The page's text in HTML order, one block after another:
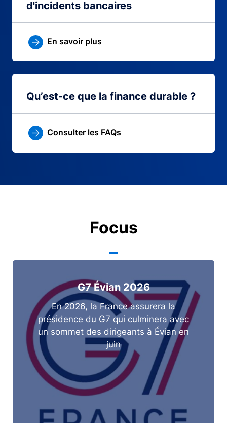
d'incidents bancaires
En savoir plus
Qu’est-ce que la finance durable ?
Consulter les FAQs
Focus
G7 Évian 2026
En 2026, la France assurera la
présidence du G7 qui culminera avec
un sommet des dirigeants à Évian en
juin